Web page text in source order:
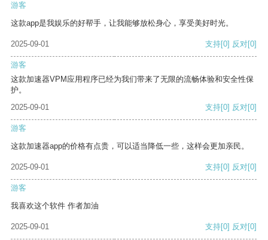
游客
这款app是我娱乐的好帮手，让我能够放松身心，享受美好时光。
2025-09-01 支持[0] 反对[0]
游客
这款加速器VPM应用程序已经为我们带来了无限的流畅体验和安全性保
护。
2025-09-01
支持[0] 反对[0]
游客
这款加速器app的价格有点贵，可以适当降低一些，这样会更加亲民。
2025-09-01 支持[0] 反对[0]
游客
我喜欢这个软件 作者加油
2025-09-01 支持[0] 反对[0]